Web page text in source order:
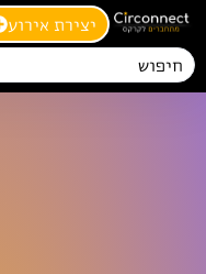
יצירת אירוע